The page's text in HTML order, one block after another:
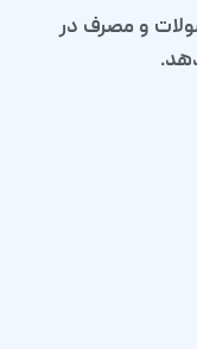
و مصرف در